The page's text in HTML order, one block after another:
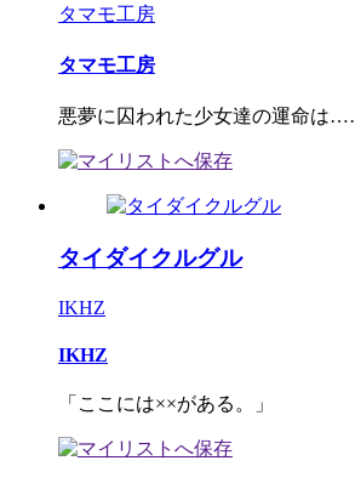
タマモ工房
タマモ工房
悪夢に囚われた少女達の運命は
タイダイクルグル
IKHZ
IKHZ
「ここには××がある。」